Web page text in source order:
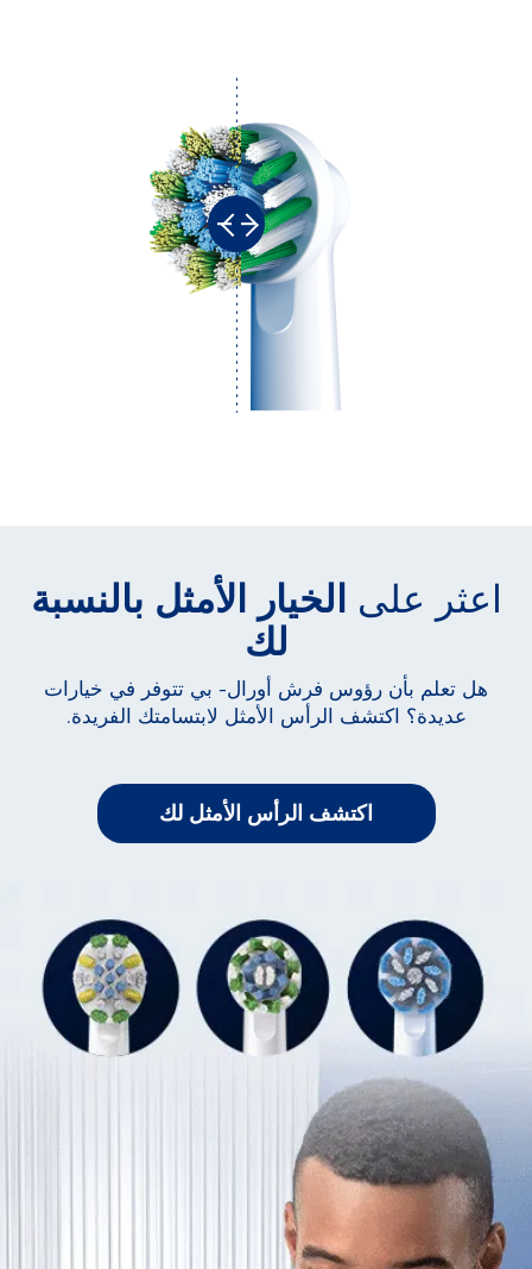
اعثر على الخيار الأمثل بالنسبة
لك
هل تعلم بأن رؤوس فرش أورال- بي تتوفر في خيارات
عديدة؟ اكتشف الرأس الأمثل لابتسامتك الفريدة.
اكتشف الرأس الأمثل لك